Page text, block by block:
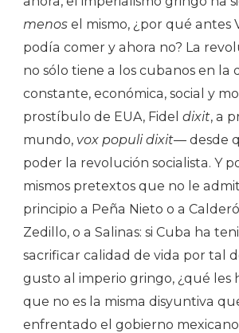
menos el mismo, ¿por qué antes
podía comer y ahora no? La
no sólo tiene a los cubanos en la
constante, económica, social y
prostíbulo de EUA, Fidel dixit, a
mundo, vox populi dixit— desde
poder la revolución socialista. Y
mismos pretextos que no le
principio a Peña Nieto o a
Zedillo, o a Salinas: si Cuba ha
sacrificar calidad de vida por tal
gusto al imperio gringo, ¿qué les
que no es la misma disyuntiva
enfrentado el gobierno